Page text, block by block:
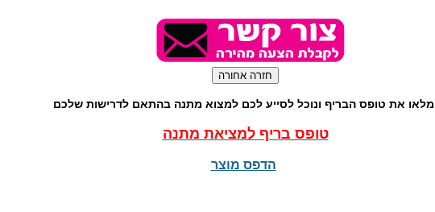
מלאו את טופס הבריף ונוכל לסייע לכם למצוא מתנה בהתאם לדרישות שלכם
טופס בריף למציאת מתנה
הדפס מוצר